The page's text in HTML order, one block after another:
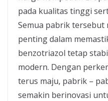
pada kualitas tinggi
Semua pabrik tersebut
penting dalam
benzotriazol tetap
modern. Dengan
terus maju, pabrik –
semakin berinovasi